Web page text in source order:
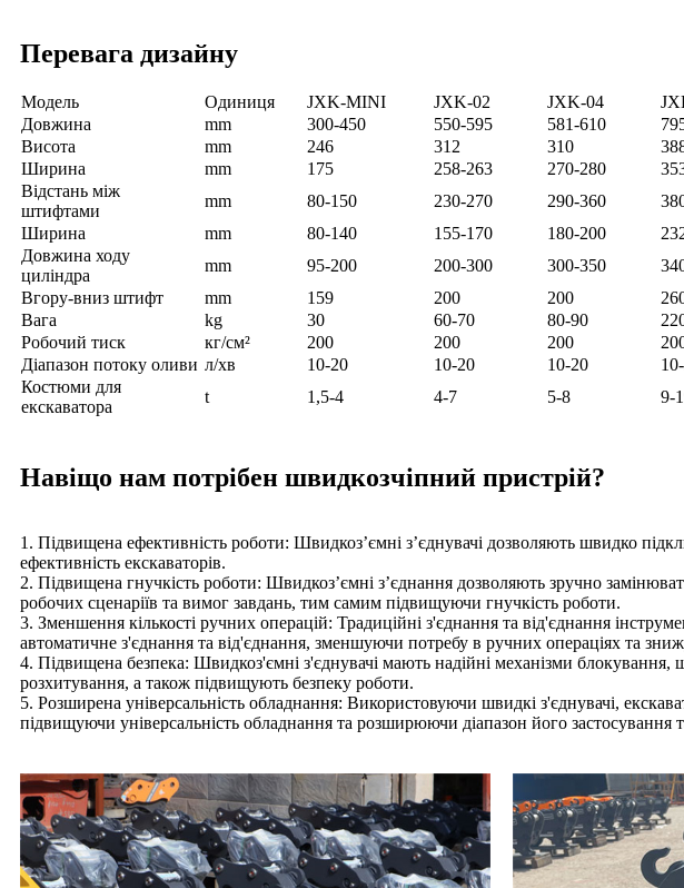
Перевага дизайну
Модель Одиниця JXK-MINI JXK-02 JXK-04
Довжина
mm 300-450 550-595 581-610
Висота
mm 246 312 310
Ширина
mm 175 258-263 270-280
Відстань між
штифтами
mm 80-150 230-270 290-360
Ширина
mm 80-140 155-170 180-200
Довжина ходу
циліндра
mm 95-200 200-300 300-350
Вгору-вниз штифт
mm 159 200 200
Вага
kg 30 60-70 80-90
Робочий тиск
кг/см² 200 200 200
Діапазон потоку оливи л/хв 10-20 10-20 10-20
Костюми для
екскаватора
t 1,5-4 4-7 5-8 9-
Навіщо нам потрібен швидкозчіпний пристрій?
1. Підвищена ефективність роботи: Швидкоз’ємні з’єднувачі дозволяють швидко
ефективність екскаваторів.
2. Підвищена гнучкість роботи: Швидкоз’ємні з’єднання дозволяють зручно
робочих сценаріїв та вимог завдань, тим самим підвищуючи гнучкість роботи.
3. Зменшення кількості ручних операцій: Традиційні з'єднання та від'єднання
автоматичне з'єднання та від'єднання, зменшуючи потребу в ручних операціях та
4. Підвищена безпека: Швидкоз'ємні з'єднувачі мають надійні механізми
розхитування, а також підвищують безпеку роботи.
5. Розширена універсальність обладнання: Використовуючи швидкі з'єднувачі,
підвищуючи універсальність обладнання та розширюючи діапазон його застосування